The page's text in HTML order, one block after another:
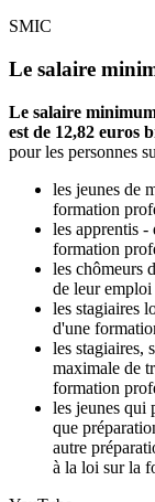
SMIC
Le salaire
Le salaire
est de 12,82 euros
pour les personnes
les jeunes de
formation
les apprentis -
formation
les chômeurs
de leur
les stagiaires
d'une
les stagiaires,
maximale de
formation
les jeunes qui
que
autre
à la loi sur la